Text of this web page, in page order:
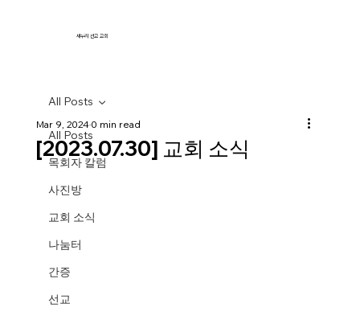
새누리 선교 교회
All Posts
목회자 칼럼
사진방
교회 소식
나눔터
간증
선교
All Posts
[2023.07.30] 교회 소식
Mar 9, 20240 min read